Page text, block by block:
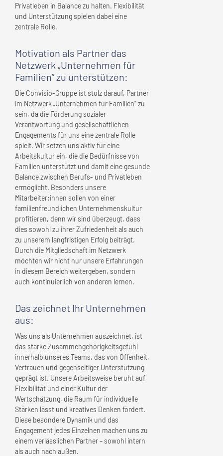
Privatleben in Balance zu halten. Flexibilität
und Unterstützung spielen dabei eine
zentrale Rolle.
Motivation als Partner das
Netzwerk „Unternehmen für
Familien” zu unterstützen:
Die Convisio-Gruppe ist stolz darauf, Partner
im Netzwerk „Unternehmen für Familien“ zu
sein, da die Förderung sozialer
Verantwortung und gesellschaftlichen
Engagements für uns eine zentrale Rolle
spielt. Wir setzen uns aktiv für eine
Arbeitskultur ein, die die Bedürfnisse von
Familien unterstützt und damit eine gesunde
Balance zwischen Berufs- und Privatleben
ermöglicht. Besonders unsere
Mitarbeiter:innen sollen von einer
familienfreundlichen Unternehmenskultur
profitieren, denn wir sind überzeugt, dass
dies sowohl zu ihrer Zufriedenheit als auch
zu unserem langfristigen Erfolg beiträgt.
Durch die Mitgliedschaft im Netzwerk
möchten wir nicht nur unsere Erfahrungen
in diesem Bereich weitergeben, sondern
auch kontinuierlich von anderen lernen.
Das zeichnet Ihr Unternehmen
aus:
Was uns als Unternehmen auszeichnet, ist
das starke Zusammengehörigkeitsgefühl
innerhalb unseres Teams, das von Offenheit,
Vertrauen und gegenseitiger Unterstützung
geprägt ist. Unsere Arbeitsweise beruht auf
Flexibilität und einer Kultur der
Wertschätzung, die Raum für individuelle
Stärken lässt und kreatives Denken fördert.
Diese besondere Dynamik und das
Engagement jedes Einzelnen machen uns zu
einem verlässlichen Partner – sowohl intern
als auch nach außen.